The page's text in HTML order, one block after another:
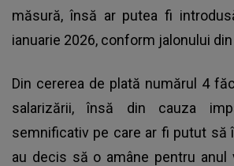
măsură, însă ar putea fi
ianuarie 2026, conform jalonului din
Din cererea de plată numărul 4
salarizării, însă din cauza
semnificativ pe care ar fi putut să
au decis să o amâne pentru anul